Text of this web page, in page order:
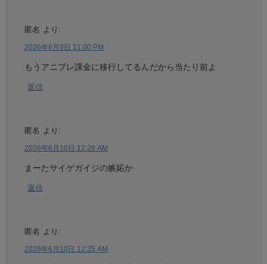
匿名 より:
2026年6月9日 11:00 PM
もうアニプレ課金に移行してるんだから当たり前よ
返信
匿名 より:
2026年6月10日 12:28 AM
まーたサイゲガイジの嫉妬か
返信
匿名 より:
2026年6月10日 12:35 AM